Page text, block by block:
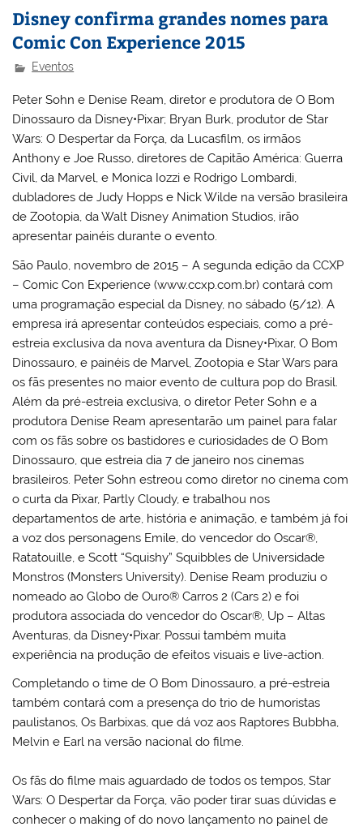
Disney confirma grandes nomes para
Comic Con Experience 2015
Eventos
Peter Sohn e Denise Ream, diretor e produtora de O Bom
Dinossauro da Disney•Pixar; Bryan Burk, produtor de Star
Wars: O Despertar da Força, da Lucasfilm, os irmãos
Anthony e Joe Russo, diretores de Capitão América: Guerra
Civil, da Marvel, e Monica Iozzi e Rodrigo Lombardi,
dubladores de Judy Hopps e Nick Wilde na versão brasileira
de Zootopia, da Walt Disney Animation Studios, irão
apresentar painéis durante o evento.
São Paulo, novembro de 2015 – A segunda edição da CCXP
– Comic Con Experience (www.ccxp.com.br) contará com
uma programação especial da Disney, no sábado (5/12). A
empresa irá apresentar conteúdos especiais, como a pré-
estreia exclusiva da nova aventura da Disney•Pixar, O Bom
Dinossauro, e painéis de Marvel, Zootopia e Star Wars para
os fãs presentes no maior evento de cultura pop do Brasil.
Além da pré-estreia exclusiva, o diretor Peter Sohn e a
produtora Denise Ream apresentarão um painel para falar
com os fãs sobre os bastidores e curiosidades de O Bom
Dinossauro, que estreia dia 7 de janeiro nos cinemas
brasileiros. Peter Sohn estreou como diretor no cinema com
o curta da Pixar, Partly Cloudy, e trabalhou nos
departamentos de arte, história e animação, e também já foi
a voz dos personagens Emile, do vencedor do Oscar®,
Ratatouille, e Scott “Squishy” Squibbles de Universidade
Monstros (Monsters University). Denise Ream produziu o
nomeado ao Globo de Ouro® Carros 2 (Cars 2) e foi
produtora associada do vencedor do Oscar®, Up – Altas
Aventuras, da Disney•Pixar. Possui também muita
experiência na produção de efeitos visuais e live-action.
Completando o time de O Bom Dinossauro, a pré-estreia
também contará com a presença do trio de humoristas
paulistanos, Os Barbixas, que dá voz aos Raptores Bubbha,
Melvin e Earl na versão nacional do filme.
Os fãs do filme mais aguardado de todos os tempos, Star
Wars: O Despertar da Força, vão poder tirar suas dúvidas e
conhecer o making of do novo lançamento no painel de